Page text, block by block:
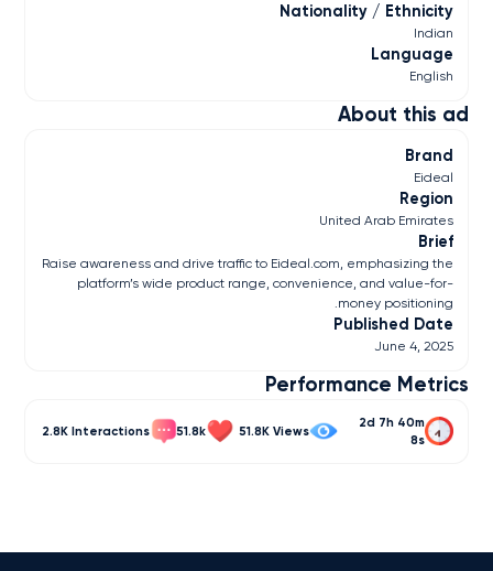
About this ad
Brand
Eideal
Region
United Arab Emirates
Brief
Raise awareness and drive traffic to Eideal.com, emphasizing the
platform’s wide product range, convenience, and value-for-
money positioning.
Published Date
June 4, 2025
Nationality / Ethnicity
Indian
Language
English
Performance Metrics
2d 7h 40m
8s
51.8K
51.8k
2.8K